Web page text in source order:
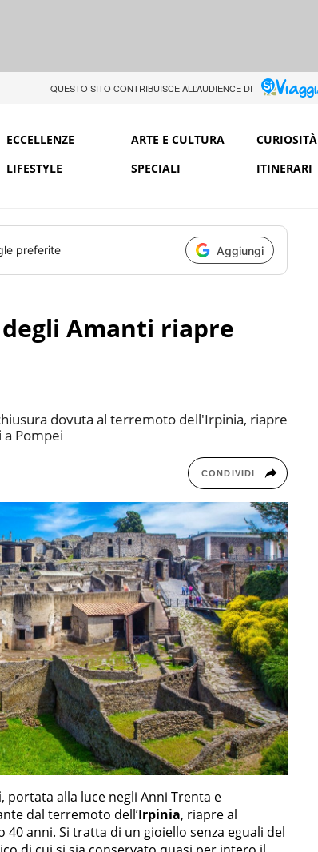
QUESTO SITO CONTRIBUISCE ALL’AUDIENCE DI
ECCELLENZE ARTE E CULTURA CURIOSITÀ
LIFESTYLE
SPECIALI ITINERARI
preferite Aggiungi
degli Amanti riapre
dovuta al terremoto dell'Irpinia, riapre
a Pompei
CONDIVIDI
, portata alla luce negli Anni Trenta e
dal terremoto dell’Irpinia, riapre al
anni. Si tratta di un gioiello senza eguali del